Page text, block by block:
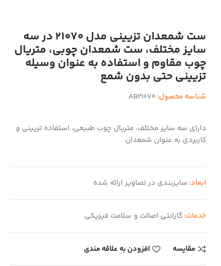
ست شمعدان تزیینی مدل 21070 در سه
سایز مختلف، ست شمعدان چوبی، متریال
چوب مقاوم و استفاده به عنوان وسیله
تزیینی حتی بدون شمع
شناسه محصول: AB21070
دارای سه سایز مختلف، متریال چوب طبیعی، استفاده تزیینی و
کاربردی به عنوان شمعدان
ابعاد: سایزبندی در تصاویر ارائه شده
خدمات: گارانتی اصالت و سلامت فیزیکی
مقایسه افزودن به علاقه مندی